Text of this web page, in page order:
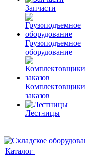
Запчасти
Грузоподъемное
оборудование
Комплектовщики
заказов
Лестницы
Каталог